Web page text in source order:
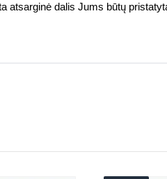
atsarginė dalis Jums būtų